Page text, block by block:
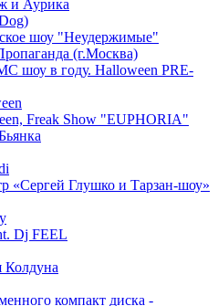
и Аурика
шоу "Неудержимые"
(г.Москва)
шоу в году. Halloween PRE-
Freak Show "EUPHORIA"
«Сергей Глушко и Тарзан-шоу»
Dj FEEL
Колдуна
компакт диска -